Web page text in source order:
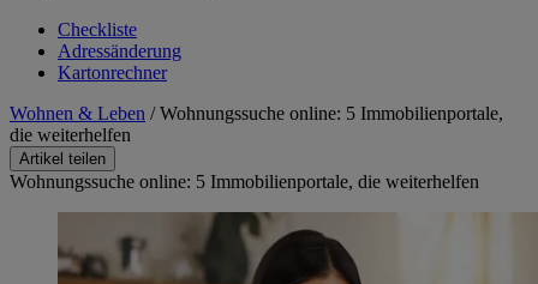
Checkliste
Adressänderung
Kartonrechner
Wohnen & Leben / Wohnungssuche online: 5 Immobilienportale,
die weiterhelfen
Artikel teilen
Wohnungssuche online: 5 Immobilienportale, die weiterhelfen